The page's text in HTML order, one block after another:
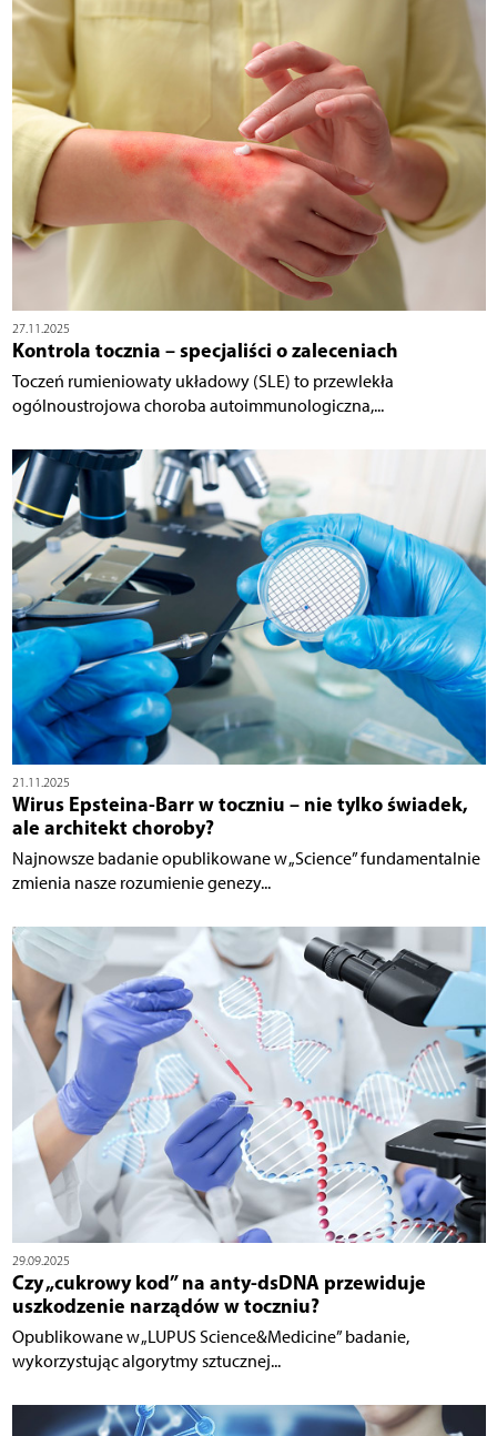
27.11.2025
Kontrola tocznia – specjaliści o zaleceniach
Toczeń rumieniowaty układowy (SLE) to przewlekła
ogólnoustrojowa choroba autoimmunologiczna,...
21.11.2025
Wirus Epsteina-Barr w toczniu – nie tylko świadek,
ale architekt choroby?
Najnowsze badanie opublikowane w „Science” fundamentalnie
zmienia nasze rozumienie genezy...
29.09.2025
Czy „cukrowy kod” na anty-dsDNA przewiduje
uszkodzenie narządów w toczniu?
Opublikowane w „LUPUS Science&Medicine” badanie,
wykorzystując algorytmy sztucznej...